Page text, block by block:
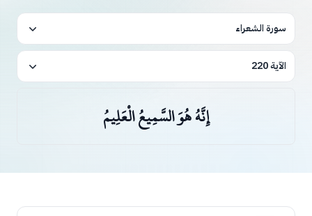
سورة الشعراء
الآية 220
إِنَّهُ هُوَ السَّمِيعُ الْعَلِيمُ